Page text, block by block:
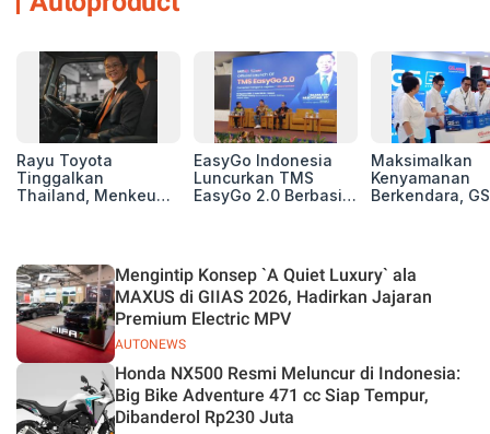
Rayu Toyota
Tinggalkan
Thailand, Menkeu
Basis Produksi
ASEAN
EasyGo Indonesia
Luncurkan TMS
EasyGo 2.0 Berbasis
Maksimalkan
Kenyamanan
Berkendara,
2026
AUTONEWS
Mengintip Konsep `A Quiet Luxury` ala
MAXUS di GIIAS 2026, Hadirkan Jajaran
Premium Electric MPV
Honda NX500 Resmi Meluncur di Indonesia:
Big Bike Adventure 471 cc Siap Tempur,
Dibanderol Rp230 Juta